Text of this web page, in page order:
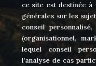
ce site est destinée
générales sur les
conseil
(organisationnel,
lequel conseil
l’analyse de cas